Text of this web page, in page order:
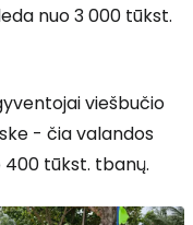
nuo 3 000 tūkst.
viešbučio
- čia valandos
tūkst. tbanų.